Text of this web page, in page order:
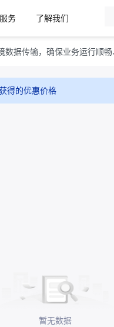
务
了解我们
据传输，确保业务运行顺畅
得的优惠价格
暂无数据